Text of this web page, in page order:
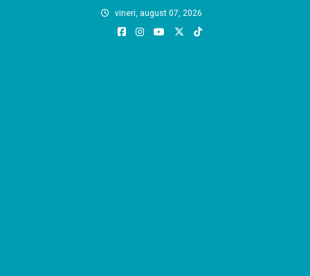
vineri, august 07, 2026